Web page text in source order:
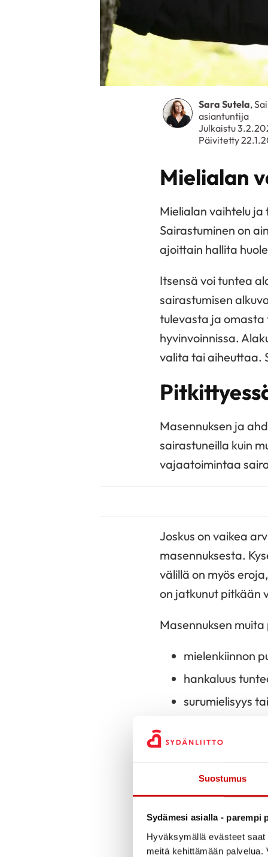
Suostumus
Sydämesi asialla - parempi
Hyväksymällä evästeet
meitä kehittämään
Sara Sutela,
asiantuntija
Julkaistu
Päivitetty
Mielialan
Mielialan vaihtelu
Sairastuminen on
ajoittain hallita
Itsensä voi tuntea
sairastumisen
tulevasta ja
hyvinvoinnissa.
valita tai aiheuttaa.
Masennuksen ja
sairastuneilla kuin
vajaatoimintaa
Joskus on vaikea
masennuksesta.
välillä on myös
on jatkunut pitkään
Masennuksen
mielenkiinnon
hankaluus
surumielisyys
tulevaisuus ei
Voit halutessasi
Jos tunnistaa